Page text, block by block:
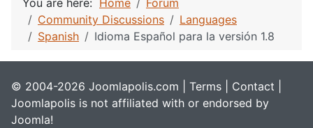
Community Discussions
Languages
Spanish
Idioma Español para la versión 1.8
© 2004-2026 Joomlapolis.com | Terms Contact
Joomlapolis is not affiliated with or endorsed by
Joomla!